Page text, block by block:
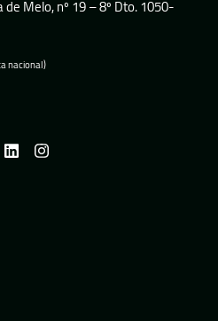
Melo, nº 19 – 8º Dto. 1050-
nacional)